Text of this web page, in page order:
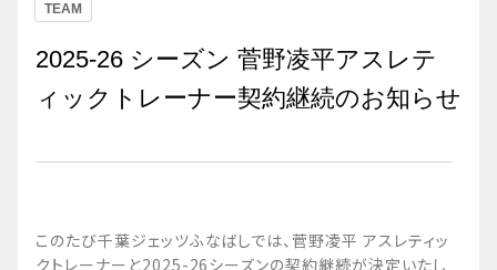
TEAM
2025-26 シーズン 菅野凌平アスレテ
ィックトレーナー契約継続のお知らせ
このたび千葉ジェッツふなばしでは、菅野凌平 アスレティッ
クトレーナーと2025-26シーズンの契約継続が決定いたし